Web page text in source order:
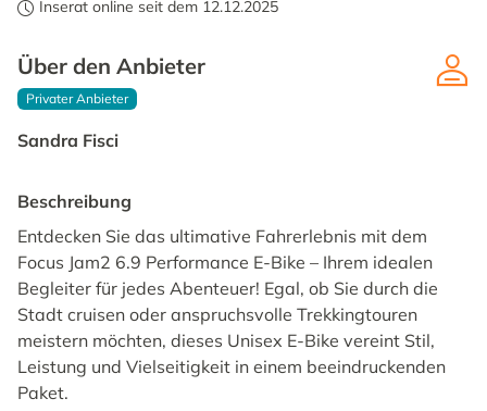
Inserat online seit dem 12.12.2025
Über den Anbieter
Privater Anbieter
Sandra Fisci
Beschreibung
Entdecken Sie das ultimative Fahrerlebnis mit dem
Focus Jam2 6.9 Performance E-Bike – Ihrem idealen
Begleiter für jedes Abenteuer! Egal, ob Sie durch die
Stadt cruisen oder anspruchsvolle Trekkingtouren
meistern möchten, dieses Unisex E-Bike vereint Stil,
Leistung und Vielseitigkeit in einem beeindruckenden
Paket.